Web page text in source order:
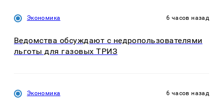
Экономика 6 часов назад
Ведомства обсуждают с недропользователями
льготы для газовых ТРИЗ
Экономика 6 часов назад